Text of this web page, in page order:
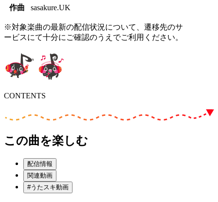
作曲
sasakure.UK
※対象楽曲の最新の配信状況について、遷移先のサ
ービスにて十分にご確認のうえでご利用ください。
CONTENTS
この曲を楽しむ
配信情報
関連動画
#うたスキ動画